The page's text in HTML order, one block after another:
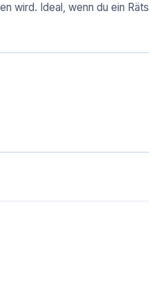
wird. Ideal, wenn du ein